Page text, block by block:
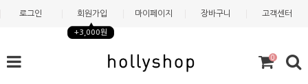
로그인 회원가입
+3,000원
마이페이지 장바구니 고객센터
0